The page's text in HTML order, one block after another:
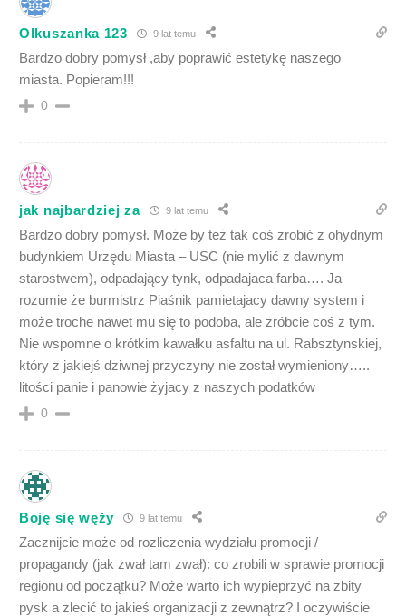
Olkuszanka 123 9 lat temu
Bardzo dobry pomysł ,aby poprawić estetykę naszego
miasta. Popieram!!!
0
jak najbardziej za 9 lat temu
Bardzo dobry pomysł. Może by też tak coś zrobić z ohydnym
budynkiem Urzędu Miasta – USC (nie mylić z dawnym
starostwem), odpadający tynk, odpadajaca farba…. Ja
rozumie że burmistrz Piaśnik pamietajacy dawny system i
może troche nawet mu się to podoba, ale zróbcie coś z tym.
Nie wspomne o krótkim kawałku asfaltu na ul. Rabsztynskiej,
który z jakiejś dziwnej przyczyny nie został wymieniony…..
litości panie i panowie żyjacy z naszych podatków
0
Boję się węży 9 lat temu
Zacznijcie może od rozliczenia wydziału promocji /
propagandy (jak zwał tam zwał): co zrobili w sprawie promocji
regionu od początku? Może warto ich wypieprzyć na zbity
pysk a zlecić to jakieś organizacji z zewnątrz? I oczywiście